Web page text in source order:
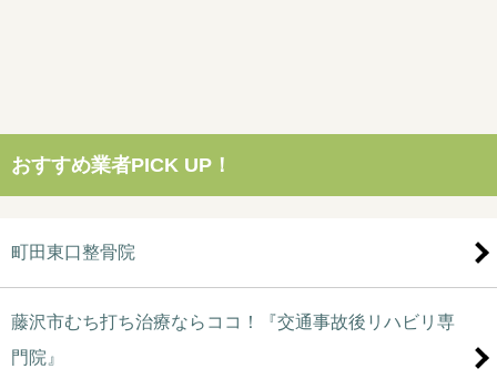
おすすめ業者PICK UP！
町田東口整骨院
藤沢市むち打ち治療ならココ！『交通事故後リハビリ専
門院』